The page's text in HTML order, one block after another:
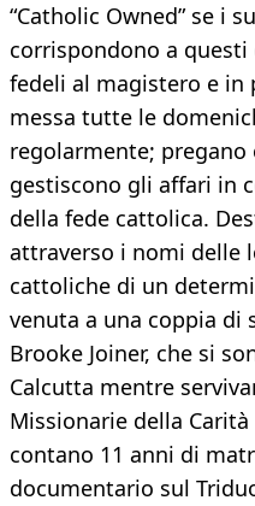
“Catholic Owned” se i
corrispondono a
fedeli al magistero e in
messa tutte le
regolarmente;
gestiscono gli affari in
della fede cattolica.
attraverso i nomi delle
cattoliche di un
venuta a una coppia di
Brooke Joiner, che si
Calcutta mentre
Missionarie della
contano 11 anni di
documentario sul